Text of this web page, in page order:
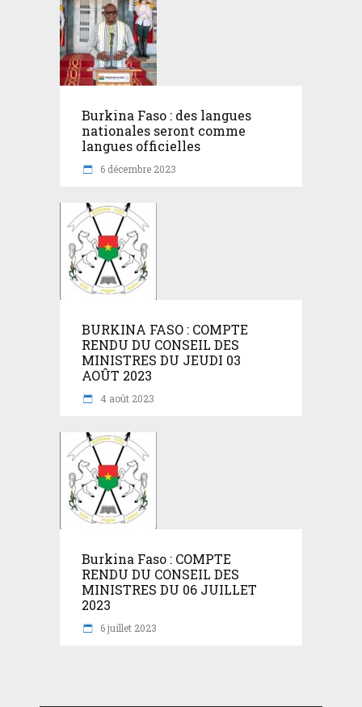
Burkina Faso : des langues
nationales seront comme
langues officielles
6 décembre 2023
BURKINA FASO : COMPTE
RENDU DU CONSEIL DES
MINISTRES DU JEUDI 03
AOÛT 2023
4 août 2023
Burkina Faso : COMPTE
RENDU DU CONSEIL DES
MINISTRES DU 06 JUILLET
2023
6 juillet 2023